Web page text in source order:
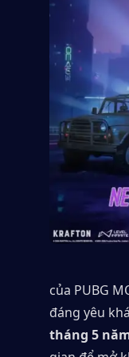
của PUBG
đáng yêu
tháng 5